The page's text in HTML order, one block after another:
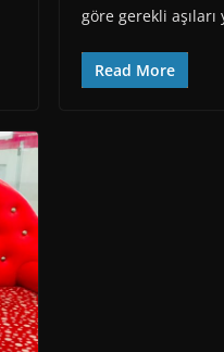
göre gerekli aşıları
Read More